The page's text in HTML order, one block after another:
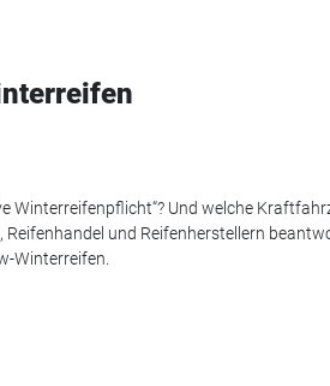
Winterreifenpflicht“? Und welche
Reifenhandel und Reifenherstellern
Winterreifen.